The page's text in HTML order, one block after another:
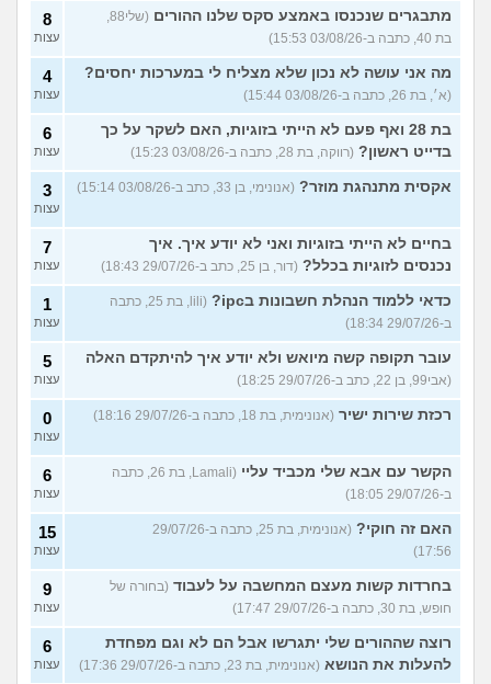
מתבגרים שנכנסו באמצע סקס שלנו ההורים
בת 40, כתבה ב-03/08/26 15:53)
8
עצות
מה אני עושה לא נכון שלא מצליח לי במערכות יחסים?
(א׳, בת 26, כתבה ב-03/08/26 15:44)
4
עצות
בת 28 ואף פעם לא הייתי בזוגיות, האם לשקר על כך
בדייט ראשון? (רווקה, בת 28, כתבה ב-03/08/26 15:23)
6
עצות
אקסית מתנהגת מוזר? (אנונימי, בן 33, כתב ב-03/08/26 15:14) 3
עצות
בחיים לא הייתי בזוגיות ואני לא יודע איך. איך
נכנסים לזוגיות בכלל? (דור, בן 25, כתב ב-29/07/26 18:43)
7
עצות
כדאי ללמוד הנהלת חשבונות בipc?
(lili, בת 25, כתבה
ב-29/07/26 18:34)
1
עצות
עובר תקופה קשה מיואש ולא יודע איך להיתקדם האלה
(אבי99, בן 22, כתב ב-29/07/26 18:25)
5
עצות
רכזת שירות ישיר (אנונימית, בת 18, כתבה ב-29/07/26 18:16) 0
עצות
הקשר עם אבא שלי מכביד עליי
(Lamali, בת 26, כתבה
ב-29/07/26 18:05)
6
עצות
האם זה חוקי?
(אנונימית, בת 25, כתבה ב-29/07/26
17:56)
15
עצות
בחרדות קשות מעצם המחשבה על לעבוד (בחורה של
חופש, בת 30, כתבה ב-29/07/26 17:47)
9
עצות
רוצה שההורים שלי יתגרשו אבל הם לא וגם מפחדת
להעלות את הנושא (אנונימית, בת 23, כתבה ב-29/07/26 17:36)
6
עצות